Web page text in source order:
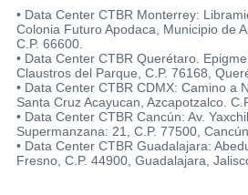
WiFi
• Data Center CTBR Monterrey:
Colonia Futuro Apodaca, Municipio de
C.P. 66600.
• Data Center CTBR Querétaro.
Claustros del Parque, C.P. 76168,
• Data Center CTBR CDMX: Camino a
Santa Cruz Acayucan, Azcapotzalco.
• Data Center CTBR Cancún: Av.
Supermanzana: 21, C.P. 77500,
• Data Center CTBR Guadalajara:
Fresno, C.P. 44900, Guadalajara,